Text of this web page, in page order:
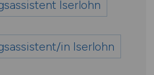
Iserlohn
in Iserlohn